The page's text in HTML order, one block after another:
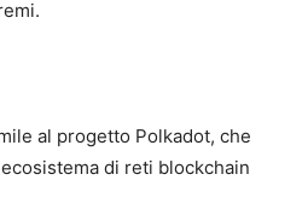
al progetto Polkadot, che
di reti blockchain